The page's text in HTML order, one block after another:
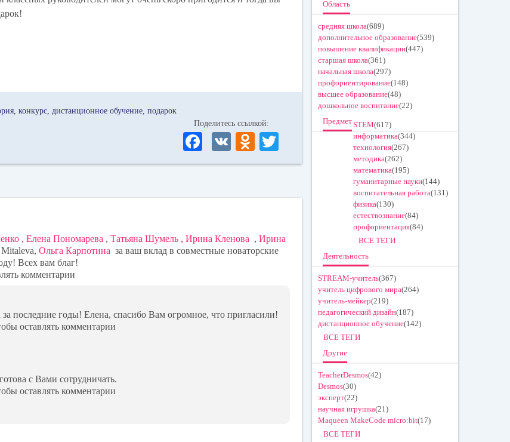
конкурс дистанционное обучение подарок
Поделитесь ссылкой:
Fa
ce
ok
V
K
O
dn
la
ni
ki
wi
r
, Елена Пономарева , Татьяна Шумель , Ирина Кленова , Ирина
Ольга Карпотина за ваш вклад в совместные новаторские
Всех вам благ!
комментарии
последние годы! Елена, спасибо Вам огромное, что пригласили!
оставлять комментарии
с Вами сотрудничать.
оставлять комментарии
Область
средняя школа(689)
дополнительное образование(539)
повышение квалификации(447)
старшая школа(361)
начальная школа(297)
профориентирование(148)
высшее образование(48)
дошкольное воспитание(22)
ПредметSTEM(617)
информатика(344)
технология(267)
методика(262)
математика(195)
гуманитарные науки(144)
воспитательная работа(131)
физика(130)
естествознание(84)
профориентация(84)
ВСЕ ТЕГИ
Деятельность
STREAM-учитель(367)
учитель цифрового мира(264)
учитель-мейкер(219)
педагогический дизайн(187)
дистанционное обучение(142)
ВСЕ ТЕГИ
Другие
TeacherDesmos(42)
Desmos(30)
эксперт(22)
научная игрушка(21)
Maqueen MakeCode micro:bit(17)
ВСЕ ТЕГИ